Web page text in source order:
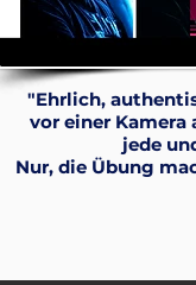
"Ehrlich,
vor einer
jede
Nur, die Übung